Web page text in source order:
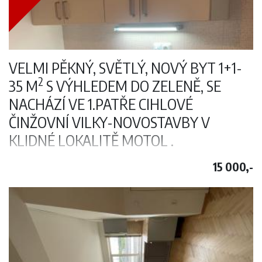
Volný k nastěhování od 1. 9. 2026.
VELMI PĚKNÝ, SVĚTLÝ, NOVÝ BYT 1+1-
35 M2 S VÝHLEDEM DO ZELENĚ, SE
NACHÁZÍ VE 1.PATŘE CIHLOVÉ
ČINŽOVNÍ VILKY-NOVOSTAVBY V
KLIDNÉ LOKALITĚ MOTOL .
zeleně se nachází v 1. patře novostavby cihlové činžovní vily v klidné
lokalitě Motol s dobrým parkováním a výbornou dopravní
dostupností.
Byt je zařízený nábytkem (po dohodě s majitelem je možné byt
zařídit). Součástí bytu je předsíň, plastová okna, plovoucí podlahy,
15 000,-